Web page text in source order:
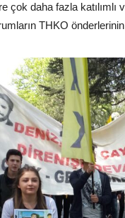
çok daha fazla
THKO